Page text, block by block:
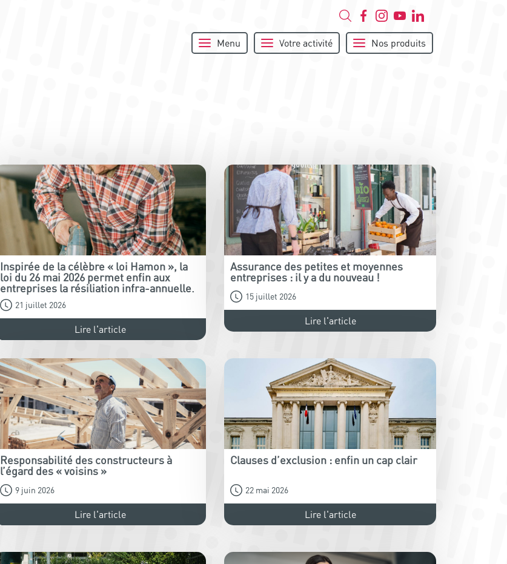
Menu Votre activité Nos produits
Inspirée de la célèbre « loi Hamon », la
loi du 26 mai 2026 permet enfin aux
entreprises la résiliation infra-annuelle.
21 juillet 2026
Lire l'article
Assurance des petites et moyennes
entreprises : il y a du nouveau !
15 juillet 2026
Lire l'article
Responsabilité des constructeurs à
l’égard des « voisins »
9 juin 2026
Lire l'article
Clauses d’exclusion : enfin un cap clair
22 mai 2026
Lire l'article